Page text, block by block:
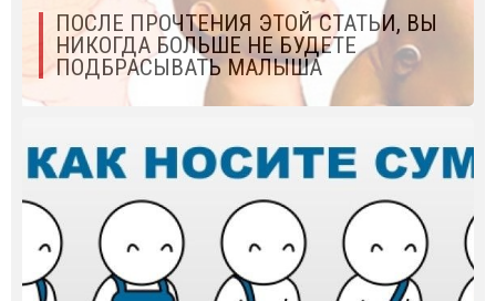
ПОСЛЕ ПРОЧТЕНИЯ ЭТОЙ СТАТЬИ, ВЫ
НИКОГДА БОЛЬШЕ НЕ БУДЕТЕ
ПОДБРАСЫВАТЬ МАЛЫША